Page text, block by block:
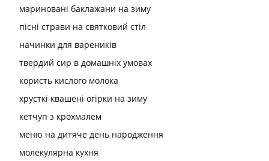
мариновані баклажани на зиму
пісні страви на святковий стіл
начинки для вареників
твердий сир в домашніх умовах
користь кислого молока
хрусткі квашені огірки на зиму
кетчуп з крохмалем
меню на дитяче день народження
молекулярна кухня